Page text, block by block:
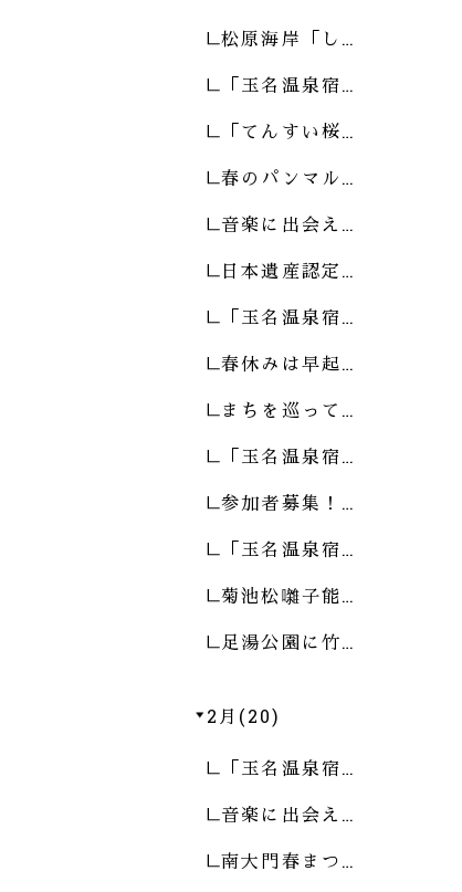
松原海岸「し…
「玉名温泉宿…
「てんすい桜…
春のパンマル…
音楽に出会え…
日本遺産認定…
「玉名温泉宿…
春休みは早起…
まちを巡って…
「玉名温泉宿…
参加者募集！…
「玉名温泉宿…
菊池松囃子能…
足湯公園に竹…
2月(20)
「玉名温泉宿…
音楽に出会え…
南大門春まつ…